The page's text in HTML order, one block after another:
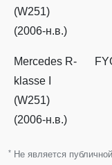
(W251)
(2006-н.в.)
Mercedes R-
klasse I
(W251)
(2006-н.в.)
* Не является